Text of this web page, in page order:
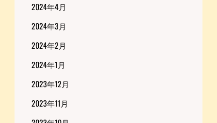
2024年4月
2024年3月
2024年2月
2024年1月
2023年12月
2023年11月